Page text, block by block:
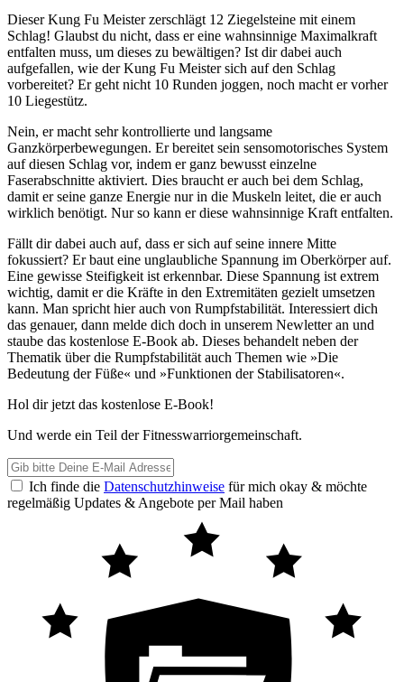
Dieser Kung Fu Meister zerschlägt 12 Ziegelsteine mit einem
Schlag! Glaubst du nicht, dass er eine wahnsinnige Maximalkraft
entfalten muss, um dieses zu bewältigen? Ist dir dabei auch
aufgefallen, wie der Kung Fu Meister sich auf den Schlag
vorbereitet? Er geht nicht 10 Runden joggen, noch macht er vorher
10 Liegestütz.
Nein, er macht sehr kontrollierte und langsame
Ganzkörperbewegungen. Er bereitet sein sensomotorisches System
auf diesen Schlag vor, indem er ganz bewusst einzelne
Faserabschnitte aktiviert. Dies braucht er auch bei dem Schlag,
damit er seine ganze Energie nur in die Muskeln leitet, die er auch
wirklich benötigt. Nur so kann er diese wahnsinnige Kraft entfalten.
Fällt dir dabei auch auf, dass er sich auf seine innere Mitte
fokussiert? Er baut eine unglaubliche Spannung im Oberkörper auf.
Eine gewisse Steifigkeit ist erkennbar. Diese Spannung ist extrem
wichtig, damit er die Kräfte in den Extremitäten gezielt umsetzen
kann. Man spricht hier auch von Rumpfstabilität. Interessiert dich
das genauer, dann melde dich doch in unserem Newletter an und
staube das kostenlose E-Book ab. Dieses behandelt neben der
Thematik über die Rumpfstabilität auch Themen wie »Die
Bedeutung der Füße« und »Funktionen der Stabilisatoren«.
Hol dir jetzt das kostenlose E-Book!
Und werde ein Teil der Fitnesswarriorgemeinschaft.
E-
Mail
Adresse
Ich finde die Datenschutzhinweise für mich okay & möchte
regelmäßig Updates & Angebote per Mail haben